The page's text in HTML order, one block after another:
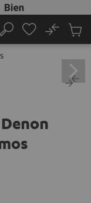
Rechercher
No
panier